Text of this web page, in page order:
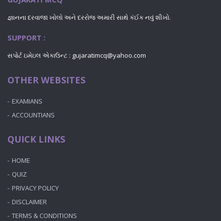
જ્ઞાનના દરવાજા ખોલો અને દરરોજ અમારી સાથે કંઈક નવું શીખો.
SUPPORT :
સપોર્ટ ઇમેઇલ એકાઉન્ટ : gujaratimcq@yahoo.com
OTHER WEBSITES
EXAMIANS
ACCOUNTIANS
QUICK LINKS
HOME
QUIZ
PRIVACY POLICY
DISCLAIMER
TERMS & CONDITIONS